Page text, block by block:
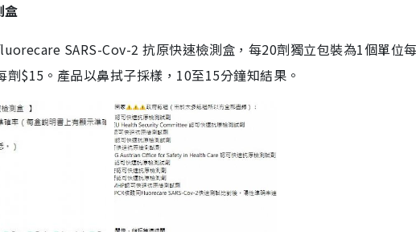
盒
SARS-Cov-2 抗原快速檢測盒，每20劑獨立包裝為1個單位
$15。產品以鼻拭子採樣，10至15分鐘知結果。